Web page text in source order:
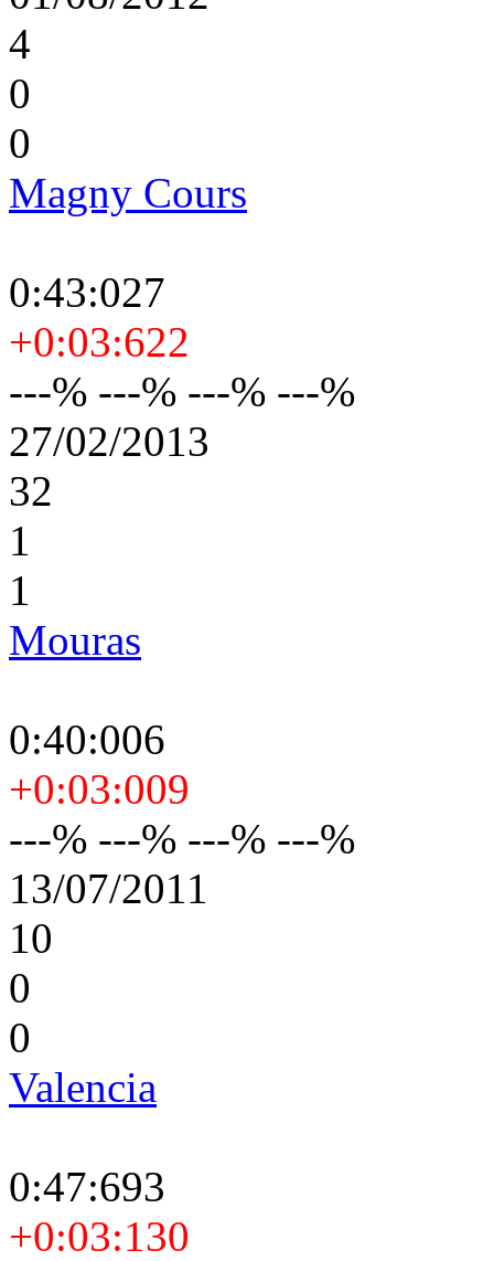
4
0
0
Magny Cours
0:43:027
+0:03:622
---% ---% ---% ---%
27/02/2013
32
1
1
Mouras
0:40:006
+0:03:009
---% ---% ---% ---%
13/07/2011
10
0
0
Valencia
0:47:693
+0:03:130